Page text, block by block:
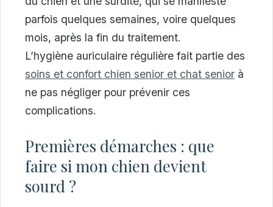
parfois quelques semaines, voire quelques
mois, après la fin du traitement.
L’hygiène auriculaire régulière fait partie des
soins et confort chien senior et chat senior à
ne pas négliger pour prévenir ces
complications.
Premières démarches : que
faire si mon chien devient
sourd ?